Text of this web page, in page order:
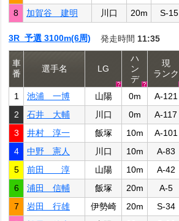
8
加賀谷 建明 川口 20m S-15
3R 予選 3100m(6周) 発走時間 11:35
車
番
選手名 LG
ハ
ン
デ
現
ランク
1 池浦 一博 山陽 0m A-121
2
石井 大輔 川口 0m A-117
3
井村 淳一 飯塚 10m A-101
4
中野 憲人 川口 10m A-83
5
前田 淳 山陽 10m A-42
6
浦田 信輔 飯塚 20m A-5
7
岩田 行雄 伊勢崎 20m S-34